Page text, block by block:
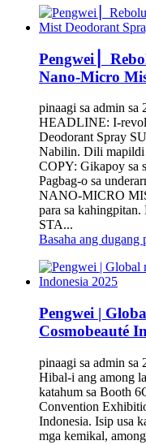
Pengwei
Nano-Micro
pinaagi sa admin sa
HEADLINE: I-
Deodorant Spray
Nabilin. Dili
COPY: Gikapoy sa
Pagbag-o sa
NANO-MICRO
para sa
STA...
Basaha ang dugang
Pengwei |
Cosmobeauté
pinaagi sa admin sa
Hibal-i ang among
katahum sa Booth
Convention
Indonesia. Isip usa
mga kemikal,